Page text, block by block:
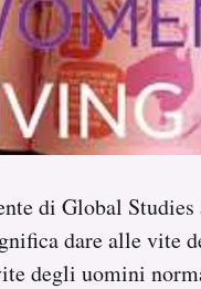
di Global
dare alle vite
degli uomini